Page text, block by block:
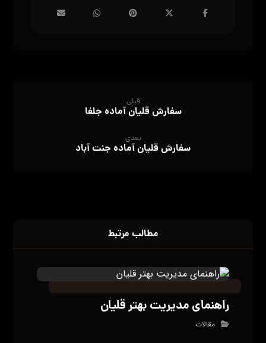
قبلی
سفارش قلیان آماده جلفا
بعدی
سفارش قلیان آماده جنت آباد
مطالب مرتبط
راهنمای مدیریت بهتر قلیان
مقالات